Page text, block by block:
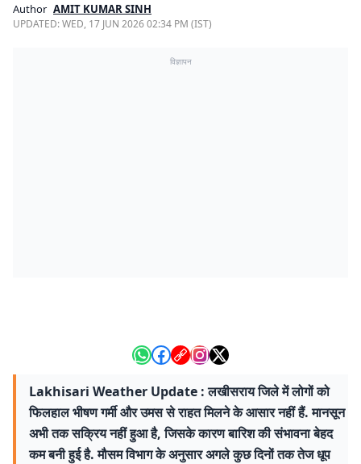
Author AMIT KUMAR SINH
UPDATED:WED, 17 JUN 2026 02:34 PM (IST)
विज्ञापन
Lakhisari Weather Update : लखीसराय जिले में लोगों को
फिलहाल भीषण गर्मी और उमस से राहत मिलने के आसार नहीं हैं. मानसून
अभी तक सक्रिय नहीं हुआ है, जिसके कारण बारिश की संभावना बेहद
कम बनी हुई है. मौसम विभाग के अनुसार अगले कुछ दिनों तक तेज धूप